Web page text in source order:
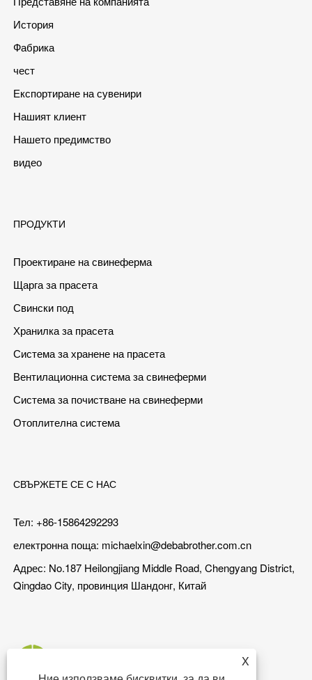
История
Фабрика
чест
Експортиране на сувенири
Нашият клиент
Нашето предимство
видео
ПРОДУКТИ
Проектиране на свинеферма
Щарга за прасета
Свински под
Хранилка за прасета
Система за хранене на прасета
Вентилационна система за свинеферми
Система за почистване на свинеферми
Отоплителна система
СВЪРЖЕТЕ СЕ С НАС
Тел: +86-15864292293
електронна поща: michaelxin@debabrother.com.cn
Адрес: No.187 Heilongjiang Middle Road, Chengyang District,
Qingdao City, провинция Шандонг, Китай
X